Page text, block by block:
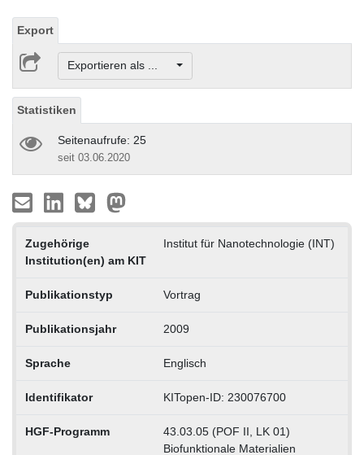
Export
Exportieren als ...
Statistiken
Seitenaufrufe: 25
seit 03.06.2020
Zugehörige
Institution(en) am KIT
Institut für Nanotechnologie (INT)
Publikationstyp Vortrag
Publikationsjahr 2009
Sprache Englisch
Identifikator KITopen-ID: 230076700
HGF-Programm
43.03.05 (POF II, LK 01)
Biofunktionale Materialien